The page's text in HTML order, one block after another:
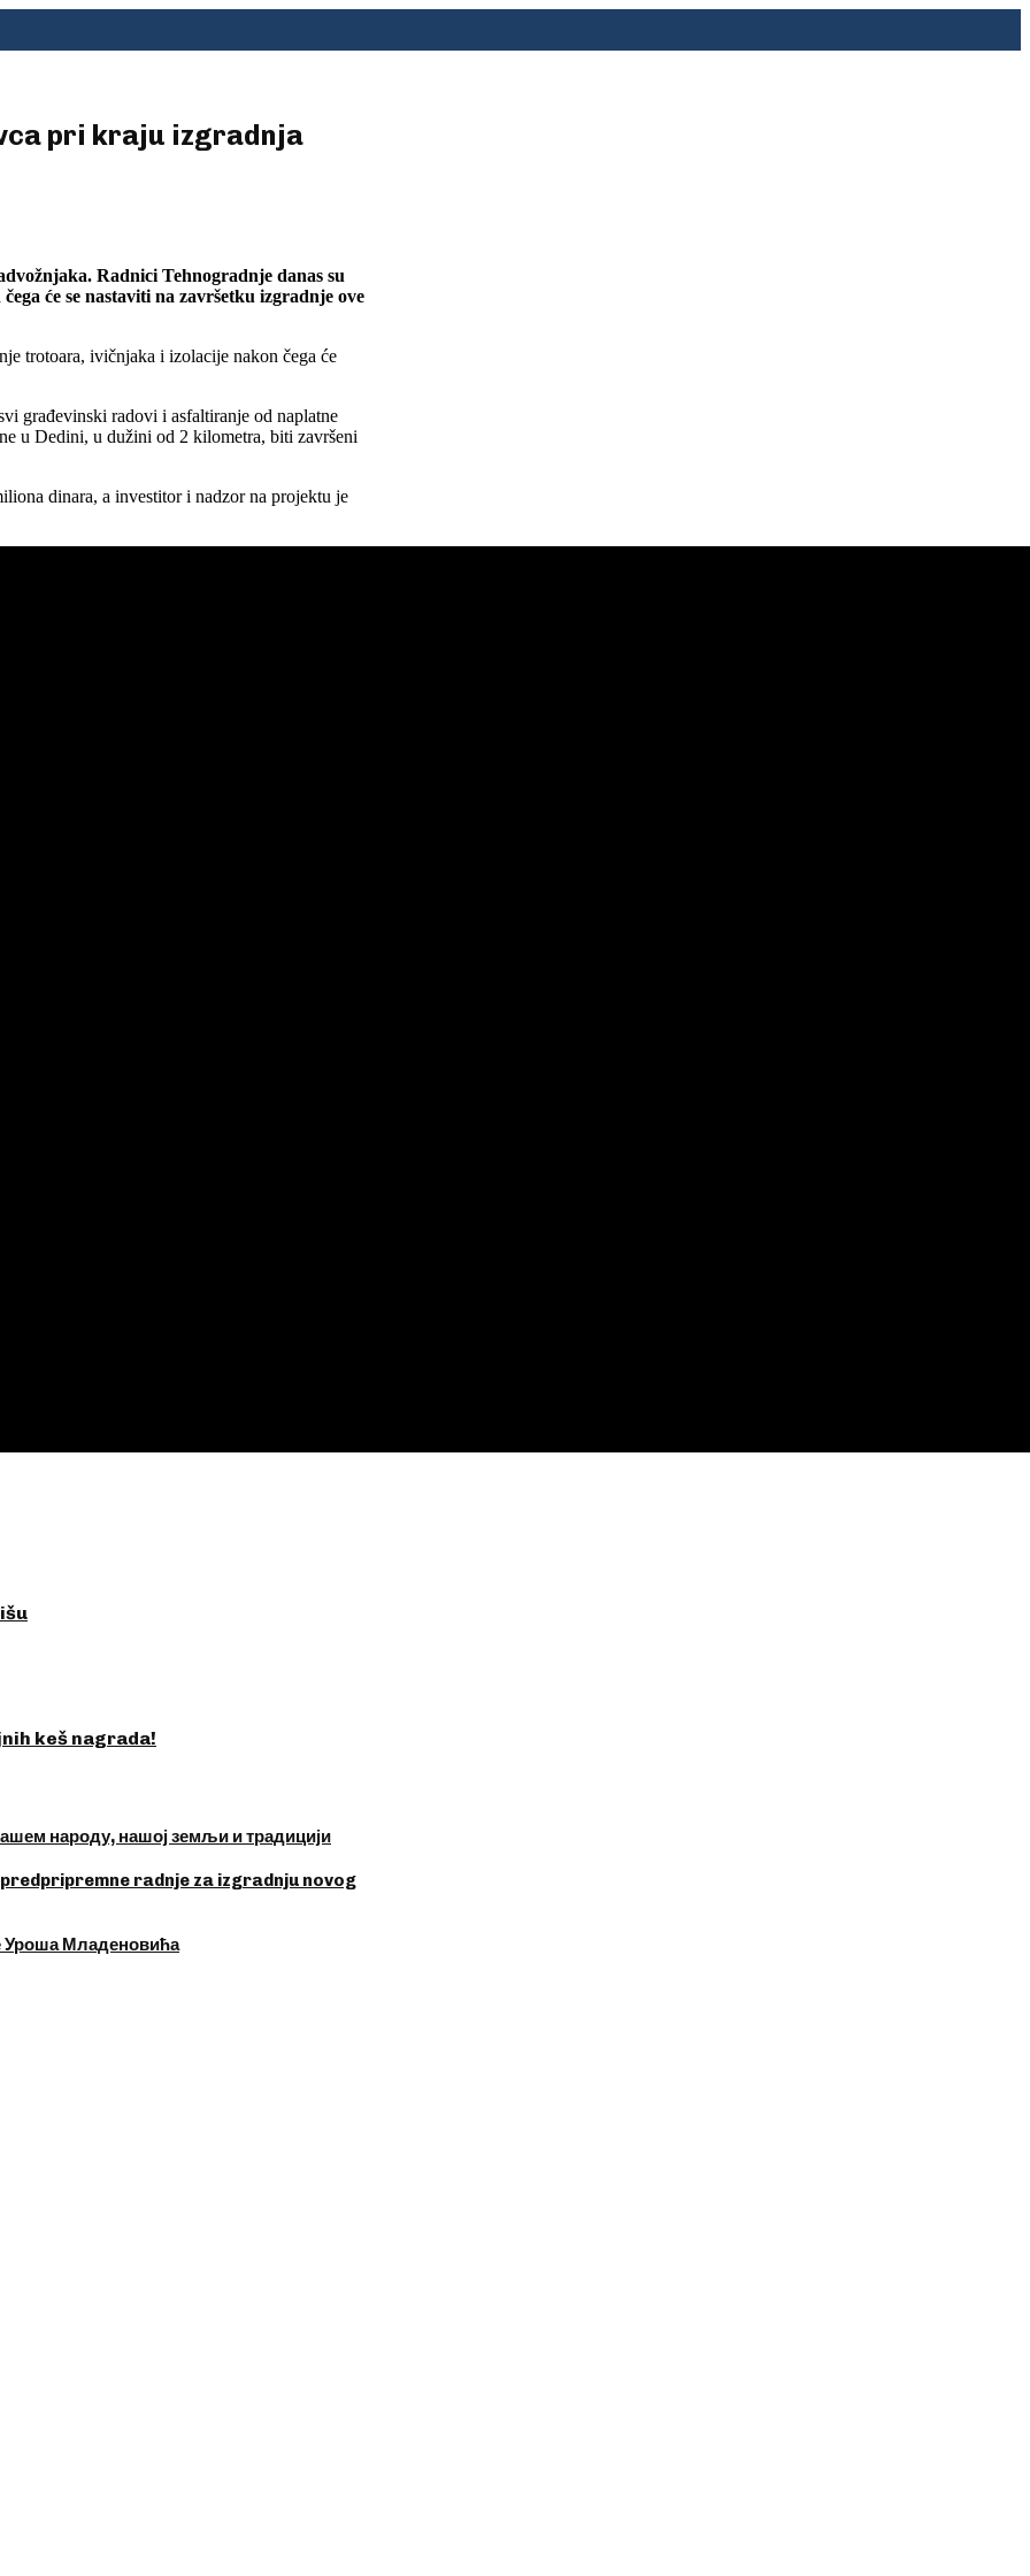
pri kraju izgradnja
Radnici Tehnogradnje danas su
će se nastaviti na završetku izgradnje ove
trotoara, ivičnjaka i izolacije nakon čega će
građevinski radovi i asfaltiranje od naplatne
u Dedini, u dužini od 2 kilometra, biti završeni
dinara, a investitor i nadzor na projektu je
keš nagrada!
народу, нашој земљи и традицији
radnje za izgradnju novog
Уроша Младеновића